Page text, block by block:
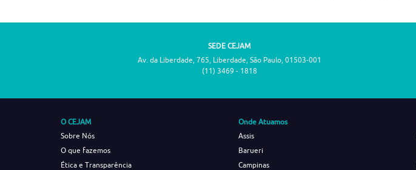
SEDE CEJAM
Av. da Liberdade, 765, Liberdade, São Paulo, 01503-001
(11) 3469 - 1818
O CEJAM
Sobre Nós
O que fazemos
Ética e Transparência
Onde Atuamos
Assis
Barueri
Campinas